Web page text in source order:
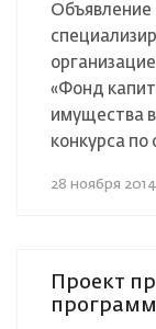
Объявление
«Фонд
имущества
конкурса по
28 ноября 2014
Проект